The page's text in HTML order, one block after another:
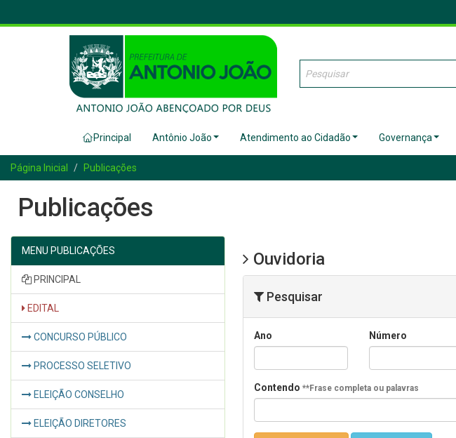
Principal Antônio João Atendimento ao Cidadão Governança
Página Inicial Publicações
Publicações
MENU PUBLICAÇÕES
PRINCIPAL
EDITAL
CONCURSO PÚBLICO
PROCESSO SELETIVO
ELEIÇÃO CONSELHO
ELEIÇÃO DIRETORES
Ouvidoria
Pesquisar
Ano Número
Contendo **Frase completa ou palavras